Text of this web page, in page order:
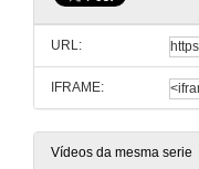
URL:
IFRAME:
Vídeos da mesma serie